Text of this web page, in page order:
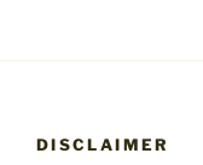
DISCLAIMER